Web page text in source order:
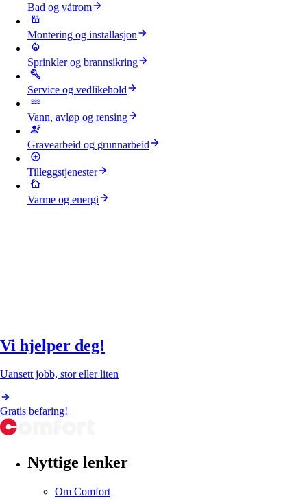
Bad og våtrom
Montering og installasjon
Sprinkler og brannsikring
Service og vedlikehold
Vann, avløp og rensing
Gravearbeid og grunnarbeid
Tilleggstjenester
Varme og energi
Vi hjelper deg!
Uansett jobb, stor eller liten
Gratis befaring!
Nyttige lenker
Om Comfort